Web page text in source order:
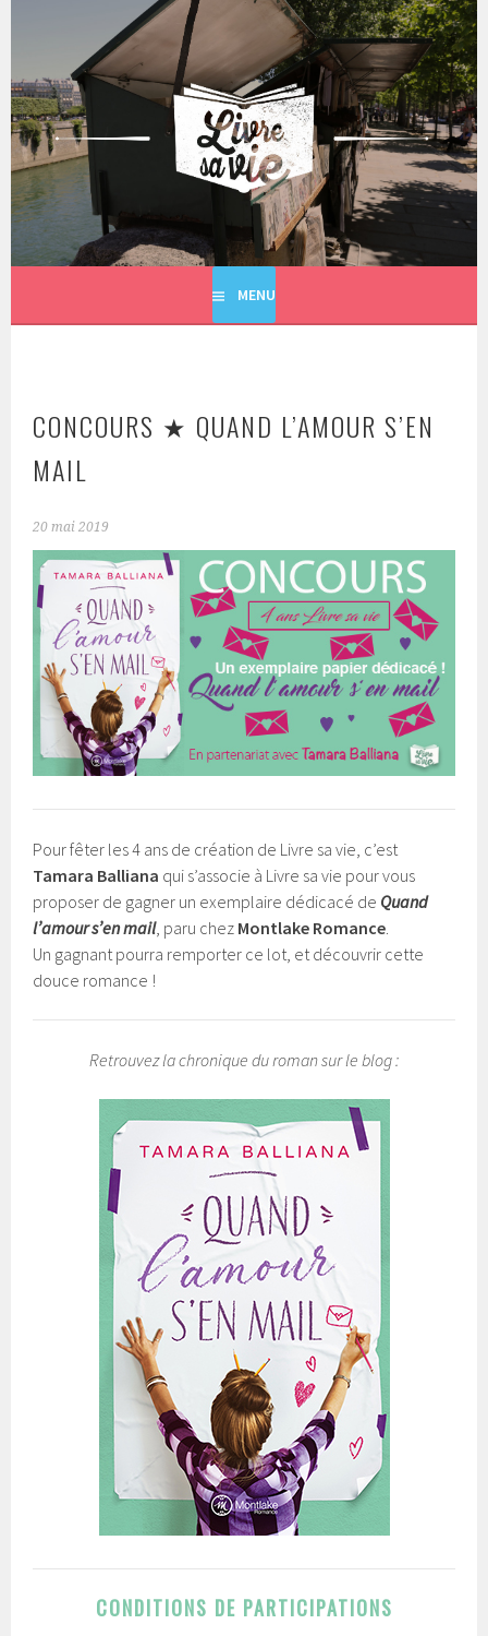
principal
LIVRE SA VIE
MENU
CONCOURS ★ QUAND L’AMOUR S’EN
MAIL
20 mai 2019
Pour fêter les 4 ans de création de Livre sa vie, c’est
Tamara Balliana qui s’associe à Livre sa vie pour vous
proposer de gagner un exemplaire dédicacé de Quand
l’amour s’en mail, paru chez Montlake Romance
Un gagnant pourra remporter ce lot, et découvrir cette
douce romance !
Retrouvez la chronique du roman sur le blog :
CONDITIONS DE PARTICIPATIONS